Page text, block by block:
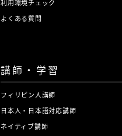
利用環境チェック
よくある質問
講師・学習
フィリピン人講師
日本人・日本語対応講師
ネイティブ講師